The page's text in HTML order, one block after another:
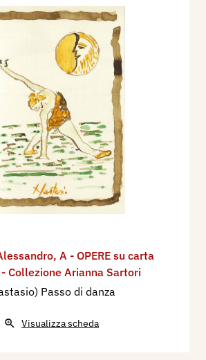
, A - OPERE su carta
- Collezione Arianna Sartori
Passo di danza
Visualizza scheda